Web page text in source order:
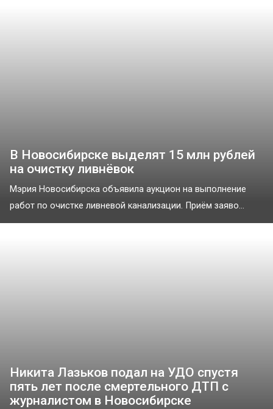
В Новосибирске выделят 15 млн рублей
на очистку ливнёвок
Мэрия Новосибирска объявила аукцион на выполнение
работ по очистке ливневой канализации. Приём заяво...
Никита Лазьков подал на УДО спустя
пять лет после смертельного ДТП с
журналистом в Новосибирске